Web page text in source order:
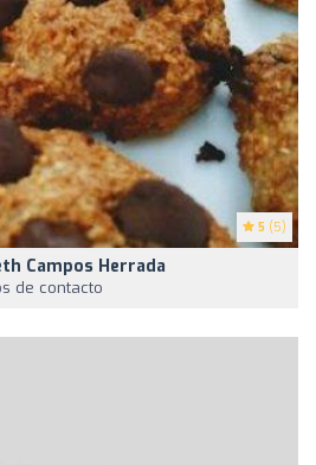
5 (5)
Campos Herrada
de contacto